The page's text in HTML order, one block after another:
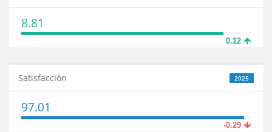
8.81
0.12
2025
Satisfacción
97.01
-0.29